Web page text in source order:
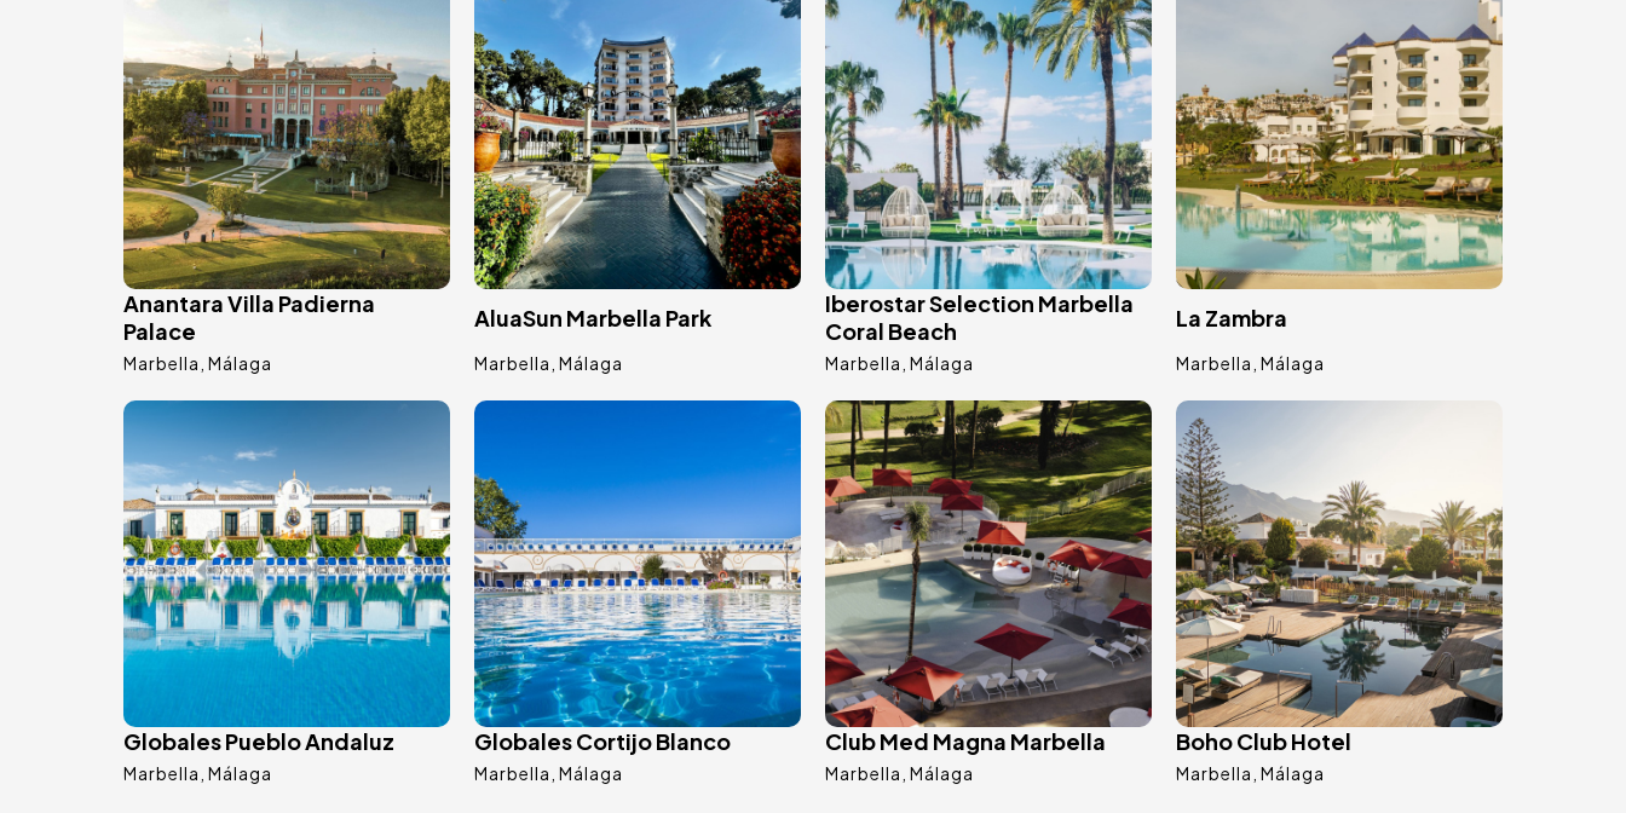
Anantara Villa Padierna
Palace
Marbella Málaga
AluaSun Marbella Park
Marbella Málaga
Iberostar Selection Marbella
Coral Beach
Marbella Málaga
La Zambra
Marbella Málaga
Image
Globales Pueblo Andaluz
Marbella Málaga
Globales Cortijo Blanco
Marbella Málaga
Image
Club Med Magna Marbella
Marbella Málaga
Image
Boho Club Hotel
Marbella Málaga